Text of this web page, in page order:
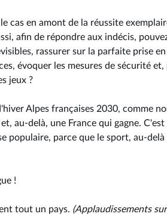
cas en amont de la réussite
afin de répondre aux indécis,
rassurer sur la parfaite prise
évoquer les mesures de sécurité
jeux ?
Alpes françaises 2030, comme
au-delà, une France qui gagne.
populaire, parce que le sport, au-
!
tout un pays. (Applaudissements